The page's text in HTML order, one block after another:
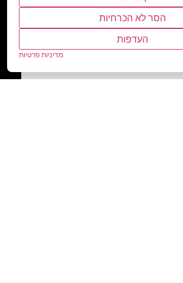
הסר לא הכרחיות
העדפות
מדיניות פרטיות